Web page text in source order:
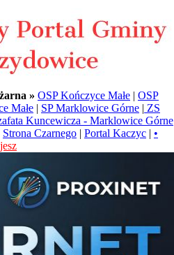
» OSP Kończyce Małe | OSP
Małe | SP Marklowice Górne | ZS
Kuncewicza - Marklowice Górne
Strona Czarnego | Portal Kaczyc | •